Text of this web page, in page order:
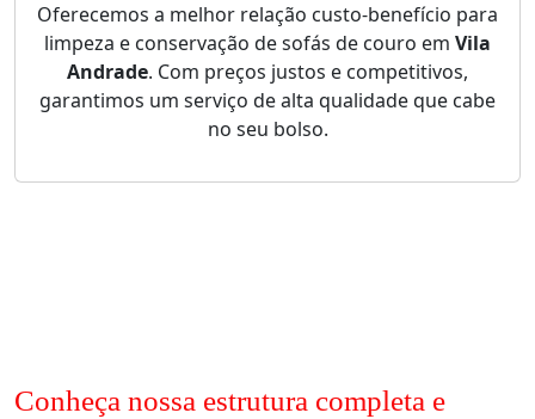
Oferecemos a melhor relação custo-benefício para
limpeza e conservação de sofás de couro em Vila
Andrade. Com preços justos e competitivos,
garantimos um serviço de alta qualidade que cabe
no seu bolso.
Conheça nossa estrutura completa e